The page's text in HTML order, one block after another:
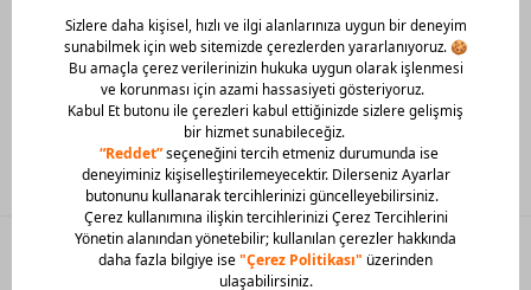
Mobil Uygulamamızı Hemen İndir!